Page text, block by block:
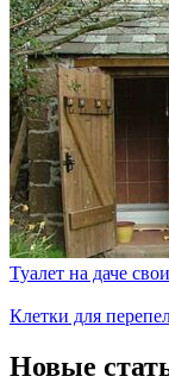
Туалет на даче
Клетки для
Новые